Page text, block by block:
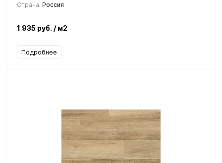
Страна: Россия
1 935 руб. / м2
Подробнее